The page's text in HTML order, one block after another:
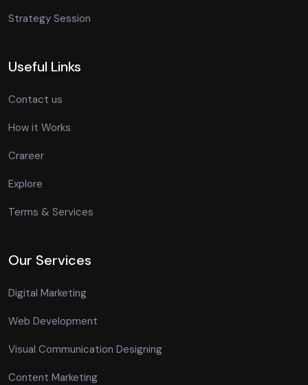
Strategy Session
Useful Links
Contact us
How it Works
Crareer
Explore
Terms & Services
Our Services
Digital Marketing
Web Development
Visual Communication Designing
Content Marketing